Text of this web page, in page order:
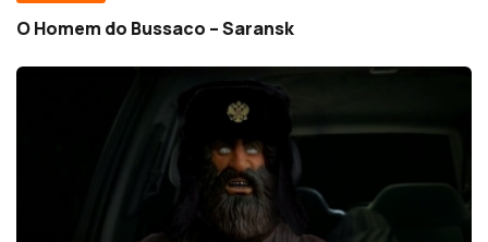
O Homem do Bussaco – Saransk